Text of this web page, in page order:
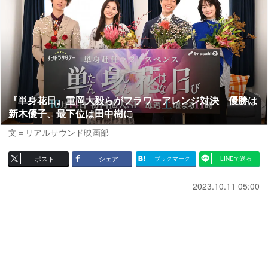
『単身花日』重岡大毅らがフラワーアレンジ対決 優勝は
新木優子、最下位は田中樹に
文＝リアルサウンド映画部
ポスト シェア ブックマーク LINEで送る
2023.10.11 05:00